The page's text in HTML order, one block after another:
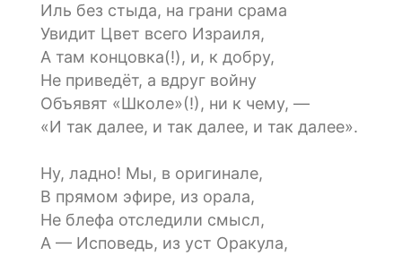
Иль без стыда, на грани срама
Увидит Цвет всего Израиля,
А там концовка(!), и, к добру,
Не приведёт, а вдруг войну
Объявят «Школе»(!), ни к чему, —
«И так далее, и так далее, и так далее».
Ну, ладно! Мы, в оригинале,
В прямом эфире, из орала,
Не блефа отследили смысл,
А — Исповедь, из уст Оракула,